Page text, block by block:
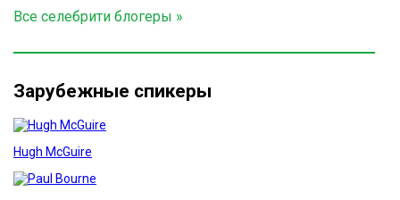
Все селебрити блогеры »
Зарубежные спикеры
Hugh McGuire